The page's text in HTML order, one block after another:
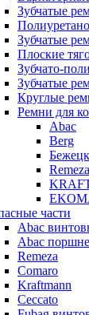
Зубчатые
Зубчатые
Плоские
Зубчато-
Зубчатые
Круглые
Ремни для
Abac
Berg
Remeza
части
Abac
Abac
Remeza
Comaro
Kraftmann
Ceccato